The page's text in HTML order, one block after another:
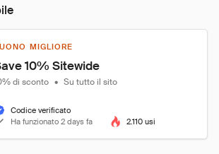
MIGLIORE
10% Sitewide
di sconto • Su tutto il sito
Codice verificato
Ha funzionato 2 days fa
2.110 usi